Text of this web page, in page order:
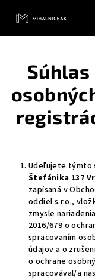
Udeľujete týmto
Štefánika 137
zapísaná v
oddiel s.r.o.,
zmysle
2016/679 o
spracovaním
údajov a o
o ochrane
spracovával/a